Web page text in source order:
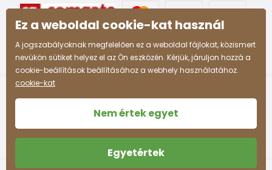
Ez a weboldal cookie-kat használ
A jogszabályoknak megfelelően ez a weboldal fájlokat, közismert
nevükön sütiket helyez el az Ön eszközén. Kérjük, járuljon hozzá a
cookie-beállítások beállításához a webhely használatához.
cookie-kat
Nem értek egyet
Egyetértek